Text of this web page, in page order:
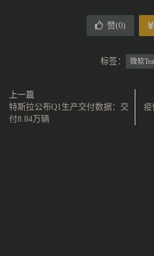
赞(0)
标签： 微软
上一篇
特斯拉公布Q1生产交付数据：交
付8.84万辆
疫